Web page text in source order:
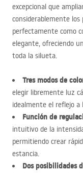
excepcional que
considerablemente los
perfectamente como
elegante, ofreciendo
toda la silueta.
Tres modos de
elegir libremente luz
idealmente el reflejo a
Función de
intuitivo de la
permitiendo crear
estancia.
Dos posibilidades